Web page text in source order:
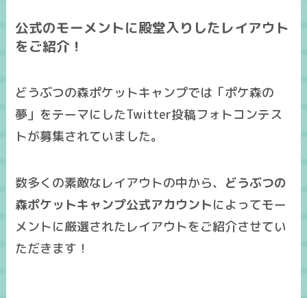
公式のモーメントに殿堂入りしたレイアウト
をご紹介！
どうぶつの森ポケットキャンプでは「ポケ森の
夢」をテーマにしたTwitter投稿フォトコンテス
トが募集されていました。
数多くの素敵なレイアウトの中から、 どうぶつの
森ポケットキャンプ公式アカウントによってモー
メントに厳選されたレイアウトをご紹介させてい
ただきます！